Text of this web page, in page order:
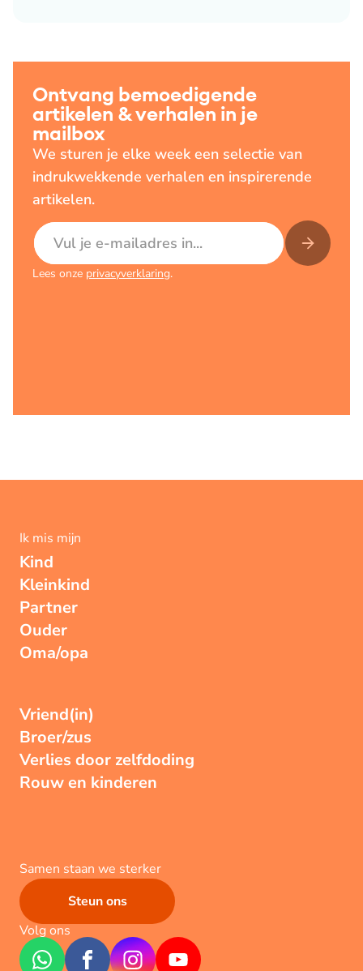
Ontvang bemoedigende
artikelen & verhalen in je
mailbox
We sturen je elke week een selectie van
indrukwekkende verhalen en inspirerende
artikelen.
E-mailadres
Lees onze privacyverklaring.
Ik mis mijn
Kind
Kleinkind
Partner
Ouder
Oma/opa
Vriend(in)
Broer/zus
Verlies door zelfdoding
Rouw en kinderen
Samen staan we sterker
Steun ons
Volg ons